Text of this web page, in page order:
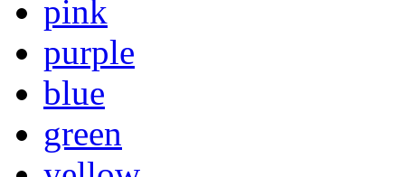
pink
purple
blue
green